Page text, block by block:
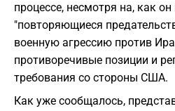
процессе, несмотря на, как
"повторяющиеся
военную агрессию против
противоречивые позиции и
требования со стороны США.
Как уже сообщалось,